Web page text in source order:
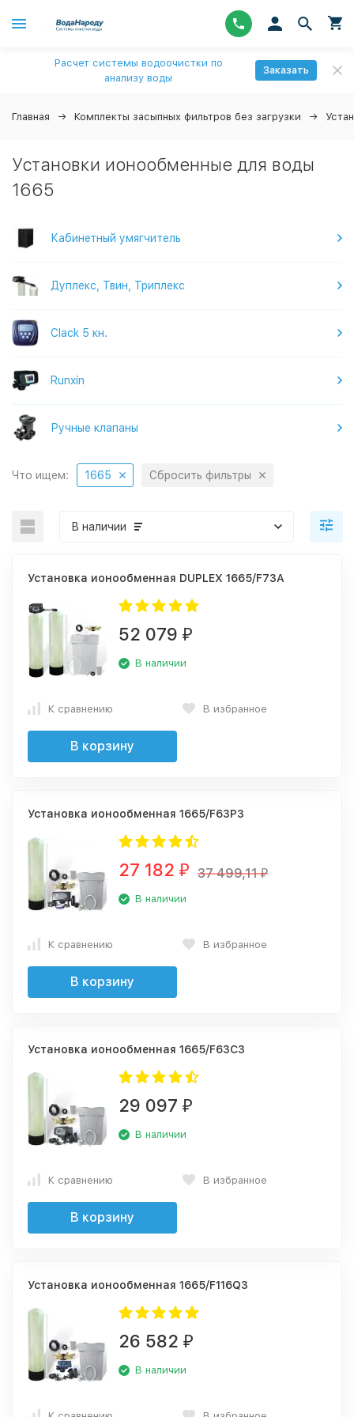
Расчет системы водоочистки по
анализу воды
Заказать
Главная Комплекты засыпных фильтров без загрузки
Установки ионообменные для воды
1665
Кабинетный умягчитель
Дуплекс, Твин, Триплекс
Clack 5 кн.
Runxin
Ручные клапаны
Что ищем: 1665 Сбросить фильтры
В наличии
Установка ионообменная DUPLEX 1665/F73A
52 079 ₽
В наличии
К сравнению В избранное
В корзину
Установка ионообменная 1665/F63P3
27 182 ₽ 37 499,11 ₽
В наличии
К сравнению В избранное
В корзину
Установка ионообменная 1665/F63C3
29 097 ₽
В наличии
К сравнению В избранное
В корзину
Установка ионообменная 1665/F116Q3
26 582 ₽
В наличии